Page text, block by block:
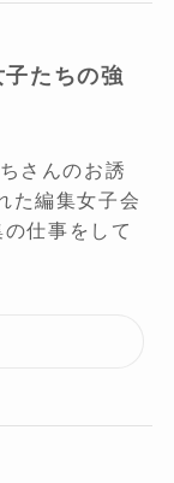
たちの強
さんのお誘
た編集女子会
仕事をして